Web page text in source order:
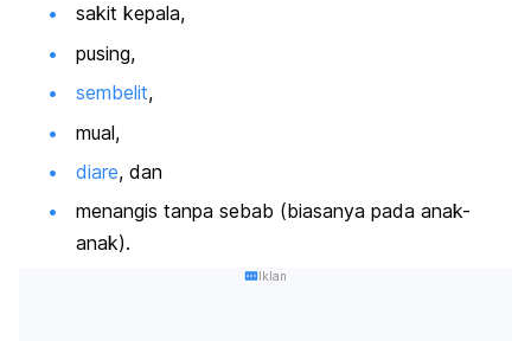
sakit kepala,
pusing,
sembelit,
mual,
diare, dan
menangis tanpa sebab (biasanya pada anak-
anak).
Iklan